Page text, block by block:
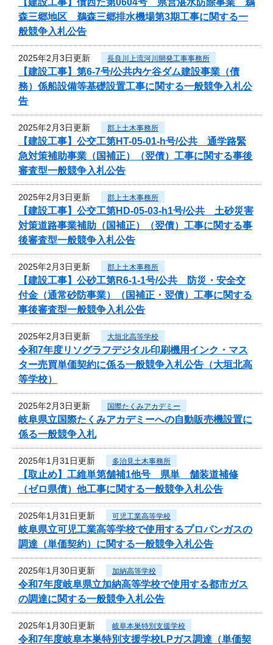
森三郷地区 鵜森三郷排水機場第3期工事に関する一
般競争入札公告
2025年2月3日更新 長良川上流河川開発工事事務所
【建設工事】第6-7号/公共内ケ谷ダム建設事業（債
務）係船設備等基礎設置工事に関する一般競争入札公
告
2025年2月3日更新 郡上土木事務所
【建設工事】公交工第HT-05-01-h号/公共 通学路緊
急対策補助事業（国補正）（翌債）工事に関する事後
審査型一般競争入札公告
2025年2月3日更新 郡上土木事務所
【建設工事】公交工第HD-05-03-h1号/公共 土砂災害
対策道路事業補助（国補正）（翌債）工事に関する事
後審査型一般競争入札公告
2025年2月3日更新 郡上土木事務所
【建設工事】公砂工第R6-1-1号/公共 防災・安全交
付金（通常砂防事業）（国補正・翌債）工事に関する
事後審査型一般競争入札公告
2025年2月3日更新 大垣北高等学校
令和7年度リソグラフデジタル印刷機用インク・マス
ター売買単価契約に係る一般競争入札公告（大垣北高
等学校）
2025年2月3日更新 国際たくみアカデミー
岐阜県立国際たくみアカデミーへの自動販売機設置に
係る一般競争入札
2025年1月31日更新 多治見土木事務所
【取止め】工維単第舗補1他号 県単 舗装道補修
（ゼロ県債）他工事に関する一般競争入札公告
2025年1月31日更新 可児工業高等学校
岐阜県立可児工業高等学校で使用するプロパンガスの
調達（単価契約）に関する一般競争入札公告
2025年1月30日更新 加納高等学校
令和7年度岐阜県立加納高等学校で使用する都市ガス
の調達に関する一般競争入札公告
2025年1月30日更新 岐阜本巣特別支援学校
令和7年度岐阜本巣特別支援学校LPガス調達（単価契